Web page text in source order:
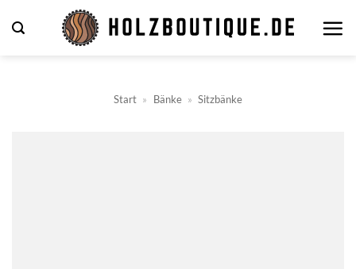
Inhalt
Start » Bänke » Sitzbänke